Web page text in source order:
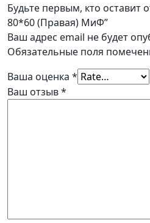
Будьте первым, кто оставит
80*60 (Правая) МиФ”
Ваш адрес email не будет
Обязательные поля
Ваша оценка *
Ваш отзыв*